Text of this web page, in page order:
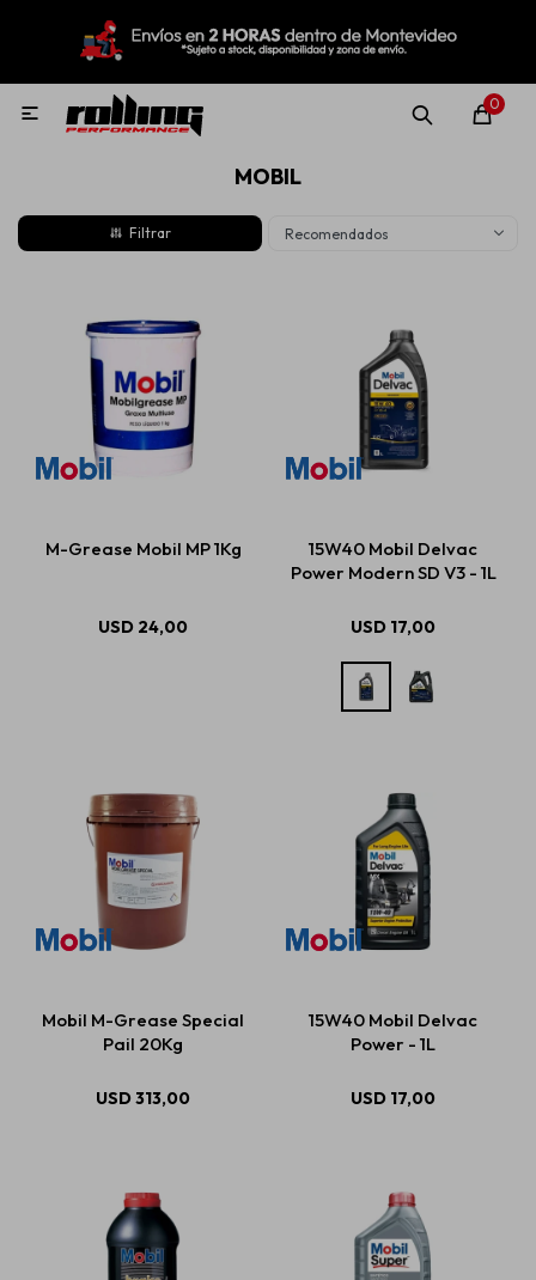
0

MOBIL
Recomendados
M-Grease Mobil MP 1Kg
USD 24,00
15W40 Mobil Delvac
Power Modern SD V3 - 1L
USD 17,00
Mobil M-Grease Special
Pail 20Kg
USD313,00
15W40 Mobil Delvac
Power - 1L
USD 17,00
MI CUENTA
Nuevo! Rolling Repuestos
Lubricantes
Aditivos
Estética automotriz
Repuestos
Servicios